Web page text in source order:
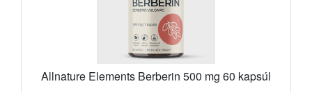
Allnature Elements Berberin 500 mg 60 kapsúl